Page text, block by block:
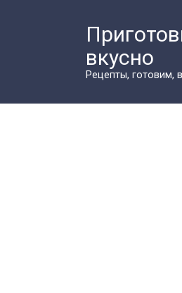
вкусно
Рецепты, готовим,